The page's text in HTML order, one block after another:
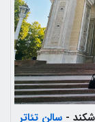
سالن تئاتر